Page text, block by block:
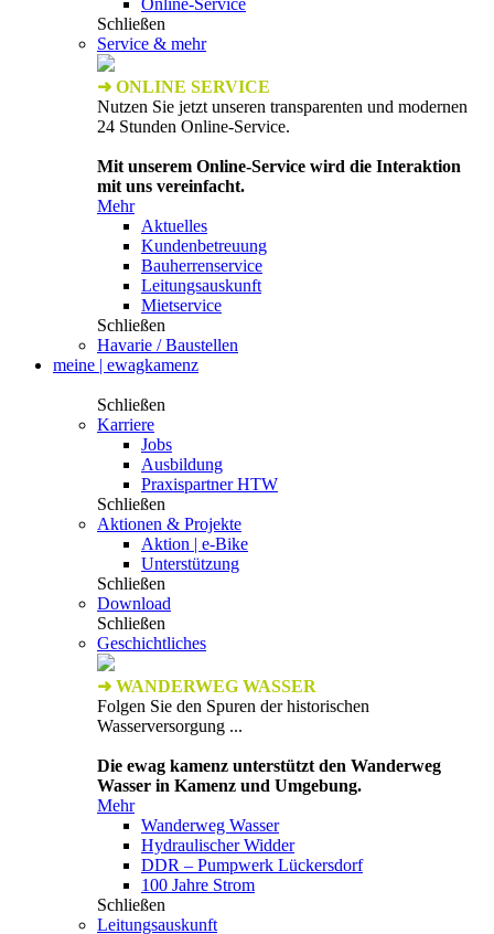
Online-Service
Schließen
Service & mehr
➜ ONLINE SERVICE
Nutzen Sie jetzt unseren transparenten und modernen
24 Stunden Online-Service.
Mit unserem Online-Service wird die Interaktion
mit uns vereinfacht.
Mehr
Aktuelles
Kundenbetreuung
Bauherrenservice
Leitungsauskunft
Mietservice
Schließen
Havarie / Baustellen
meine | ewagkamenz
Schließen
Karriere
Jobs
Ausbildung
Praxispartner HTW
Schließen
Aktionen & Projekte
Aktion | e-Bike
Unterstützung
Schließen
Download
Schließen
Geschichtliches
➜ WANDERWEG WASSER
Folgen Sie den Spuren der historischen
Wasserversorgung ...
Die ewag kamenz unterstützt den Wanderweg
Wasser in Kamenz und Umgebung.
Mehr
Wanderweg Wasser
Hydraulischer Widder
DDR – Pumpwerk Lückersdorf
100 Jahre Strom
Schließen
Leitungsauskunft